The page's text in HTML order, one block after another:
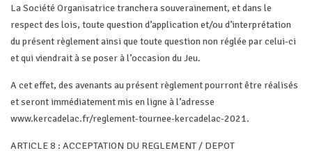
La Société Organisatrice tranchera souverainement, et dans le
respect des lois, toute question d’application et/ou d’interprétation
du présent règlement ainsi que toute question non réglée par celui-ci
et qui viendrait à se poser à l’occasion du Jeu.
A cet effet, des avenants au présent règlement pourront être réalisés
et seront immédiatement mis en ligne à l’adresse
www.kercadelac.fr/reglement-tournee-kercadelac-2021.
ARTICLE 8 : ACCEPTATION DU REGLEMENT / DEPOT